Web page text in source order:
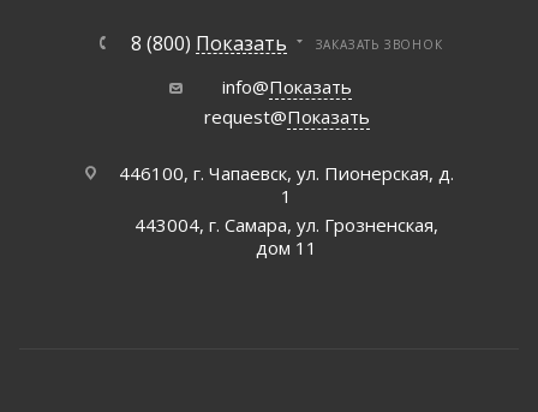
8 (800) Показать ЗАКАЗАТЬ ЗВОНОК
info@Показать
request@Показать
446100, г. Чапаевск, ул. Пионерская, д.
1
443004, г. Самара, ул. Грозненская,
дом 11